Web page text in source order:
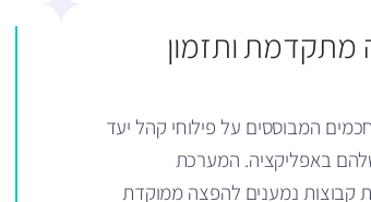
מתקדמת ותזמון
המבוססים על פילוחי קהל יעד
באפליקציה. המערכת
קבוצות נמענים להפצה ממוקדת